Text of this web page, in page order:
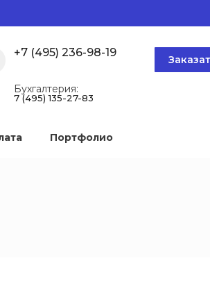
Портфолио
+7 (495) 236-98-19
Бухгалтерия:
7 (495) 135-27-83